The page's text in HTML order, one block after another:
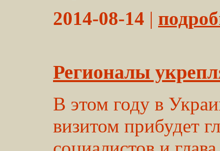
2014-08-14 |
Регионалы
В этом году в
визитом прибудет